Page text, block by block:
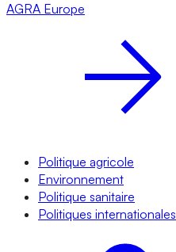
AGRA Europe
Politique agricole
Environnement
Politique sanitaire
Politiques internationales